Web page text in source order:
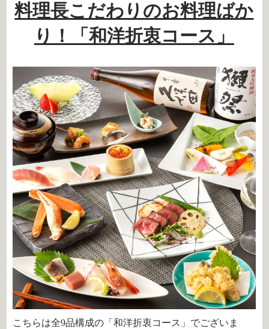
料理長こだわりのお料理ばか
り！「和洋折衷コース」
こちらは全9品構成の「和洋折衷コース」でございま